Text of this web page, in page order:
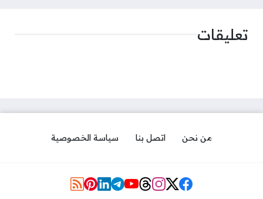
تعليقات
من نحن اتصل بنا سياسة الخصوصية
مواقع التواصل